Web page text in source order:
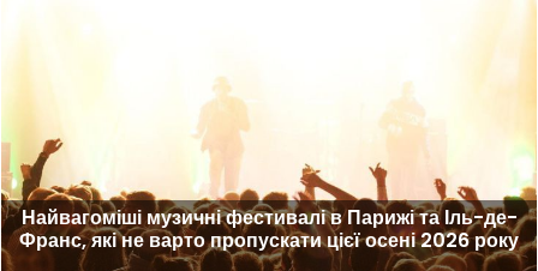
Найвагоміші музичні фестивалі в Парижі та Іль-де-
Франс, які не варто пропускати цієї осені 2026 року